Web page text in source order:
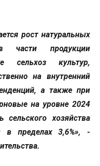
рост натуральных
части продукции
сельхоз культур,
на внутренний
а также при
на уровне 2024
сельского хозяйства
в пределах 3,6%», -